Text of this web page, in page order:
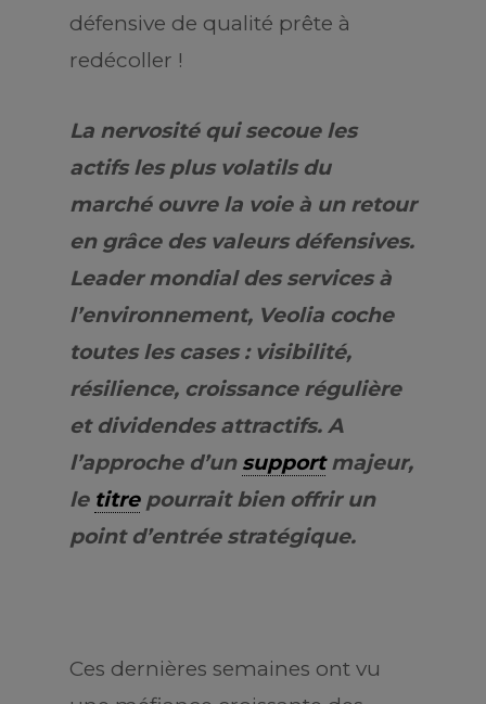
défensive de qualité prête à
redécoller !
La nervosité qui secoue les
actifs les plus volatils du
marché ouvre la voie à un retour
en grâce des valeurs défensives.
Leader mondial des services à
l’environnement, Veolia coche
toutes les cases : visibilité,
résilience, croissance régulière
et dividendes attractifs. A
l’approche d’un supportmajeur,
le titrepourrait bien offrir un
point d’entrée stratégique.
Ces dernières semaines ont vu